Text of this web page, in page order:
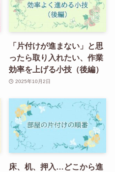
「片付けが進まない」と思
ったら取り入れたい、作業
効率を上げる小技（後編）
2025年10月2日
床、机、押入…どこから進